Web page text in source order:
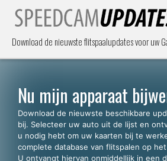
Download de nieuwste flitspaalupdates voor uw
Nu mijn apparaat
Download de nieuwste beschikbare
bij. Selecteer uw auto uit de lijst en
u nodig hebt om uw kaarten bij te
complete database van flitspalen op
U ontvangt hiervan onmiddellijk in een